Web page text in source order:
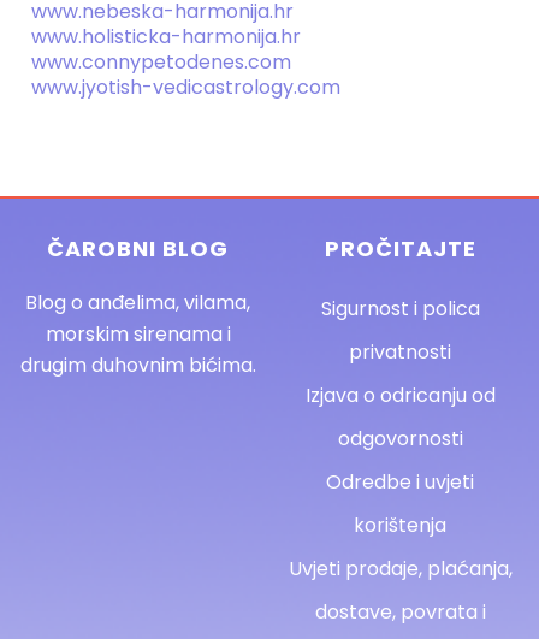
www.nebeska-harmonija.hr
www.holisticka-harmonija.hr
www.connypetodenes.com
www.jyotish-vedicastrology.com
ČAROBNI BLOG
Blog o anđelima, vilama,
morskim sirenama i
drugim duhovnim bićima.
PROČITAJTE
Sigurnost i polica
privatnosti
Izjava o odricanju od
odgovornosti
Odredbe i uvjeti
korištenja
Uvjeti prodaje, plaćanja,
dostave, povrata i